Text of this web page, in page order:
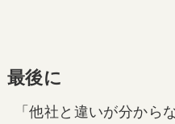
最後に
「他社と違いが分から